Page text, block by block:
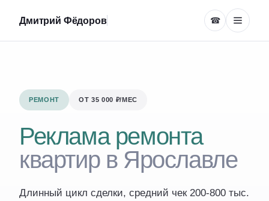
Дмитрий Фёдоров ☎
РЕМОНТ ОТ 35 000 ₽/МЕС
Реклама ремонта
квартир в Ярославле
Длинный цикл сделки, средний чек 200-800 тыс.